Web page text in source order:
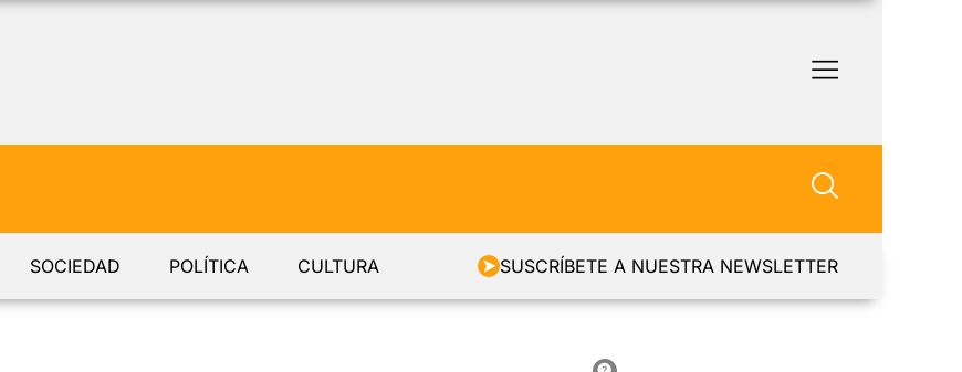
SOCIEDAD POLÍTICA CULTURA SUSCRÍBETE A NUESTRA NEWSLETTER